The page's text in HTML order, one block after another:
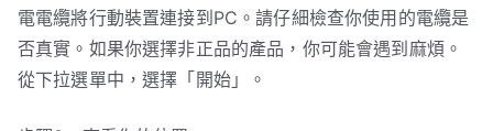
電電纜將行動裝置連接到PC。請仔細檢查你使用的電纜是
否真實。如果你選擇非正品的產品，你可能會遇到麻煩。
從下拉選單中，選擇「開始」。